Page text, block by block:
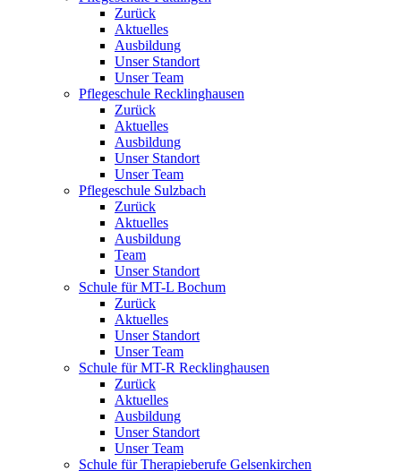
Zurück
Aktuelles
Ausbildung
Unser Standort
Unser Team
Pflegeschule Recklinghausen
Zurück
Aktuelles
Ausbildung
Unser Standort
Unser Team
Pflegeschule Sulzbach
Zurück
Aktuelles
Ausbildung
Team
Unser Standort
Schule für MT-L Bochum
Zurück
Aktuelles
Unser Standort
Unser Team
Schule für MT-R Recklinghausen
Zurück
Aktuelles
Ausbildung
Unser Standort
Unser Team
Schule für Therapieberufe Gelsenkirchen